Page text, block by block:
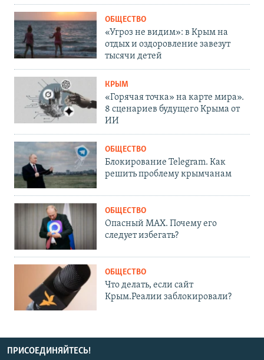
ОБЩЕСТВО
«Угроз не видим»: в Крым на
отдых и оздоровление завезут
тысячи детей
КРЫМ
«Горячая точка» на карте мира».
8 сценариев будущего Крыма от
ИИ
ОБЩЕСТВО
Блокирование Telegram. Как
решить проблему крымчанам
ОБЩЕСТВО
Опасный MAX. Почему его
следует избегать?
ОБЩЕСТВО
Что делать, если сайт
Крым.Реалии заблокировали?
ПРИСОЕДИНЯЙТЕСЬ!